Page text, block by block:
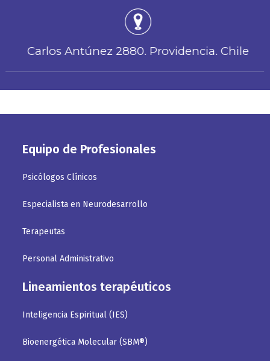
Carlos Antúnez 2880. Providencia. Chile
Equipo de Profesionales
Psicólogos Clínicos
Especialista en Neurodesarrollo
Terapeutas
Personal Administrativo
Lineamientos terapéuticos
Inteligencia Espiritual (IES)
Bioenergética Molecular (SBM®)